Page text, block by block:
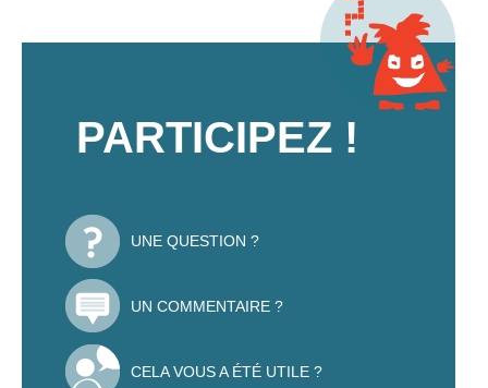
PARTICIPEZ !
UNE QUESTION ?
UN COMMENTAIRE ?
CELA VOUS A ÉTÉ UTILE ?